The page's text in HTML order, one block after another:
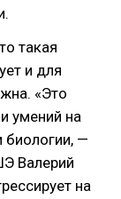
такая
и для
«Это
умений на
биологии, —
Валерий
на